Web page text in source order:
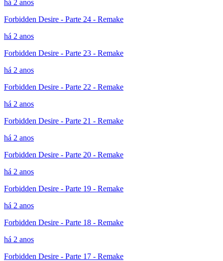
há 2 anos
Forbidden Desire - Parte 24 - Remake
há 2 anos
Forbidden Desire - Parte 23 - Remake
há 2 anos
Forbidden Desire - Parte 22 - Remake
há 2 anos
Forbidden Desire - Parte 21 - Remake
há 2 anos
Forbidden Desire - Parte 20 - Remake
há 2 anos
Forbidden Desire - Parte 19 - Remake
há 2 anos
Forbidden Desire - Parte 18 - Remake
há 2 anos
Forbidden Desire - Parte 17 - Remake